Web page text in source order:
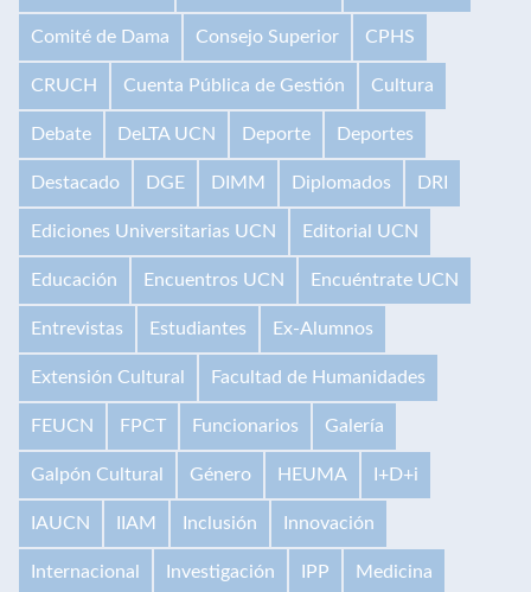
Comité de Dama Consejo Superior CPHS
CRUCH Cuenta Pública de Gestión Cultura
Debate DeLTA UCN Deporte Deportes
Destacado DGE DIMM Diplomados DRI
Ediciones Universitarias UCN Editorial UCN
Educación Encuentros UCN Encuéntrate UCN
Entrevistas Estudiantes Ex-Alumnos
Extensión Cultural Facultad de Humanidades
FEUCN FPCT Funcionarios Galería
Galpón Cultural Género HEUMA I+D+i
IAUCN IIAM Inclusión Innovación
Internacional Investigación IPP Medicina